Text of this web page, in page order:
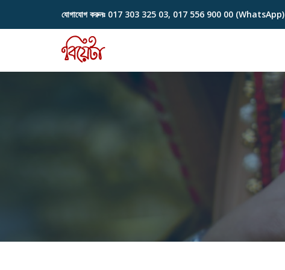
Skip
যোগাযোগ করুনঃ 017 303 325 03, 017 556 900 00 (WhatsApp)